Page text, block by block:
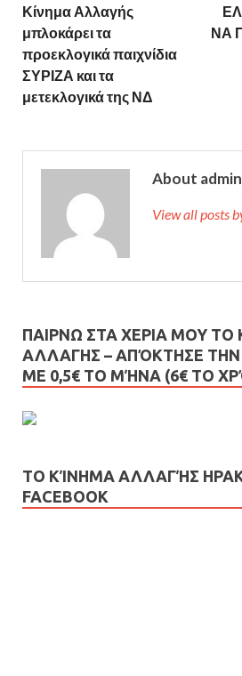
Κίνημα Αλλαγής
μπλοκάρει τα
προεκλογικά παιχνίδια
ΣΥΡΙΖΑ και τα
μετεκλογικά της ΝΔ
ΝΑ
About admin
View all posts
ΠΑΙΡΝΩ ΣΤΑ ΧΕΡΙΑ ΜΟΥ ΤΟ
ΑΛΛΑΓΗΣ – AΠΌΚΤΗΣΕ
ΜΕ 0,5€ ΤΟ ΜΉΝΑ (6€ ΤΟ
ΤΟ ΚΊΝΗΜΑ ΑΛΛΑΓΉΣ
FACEBOOK